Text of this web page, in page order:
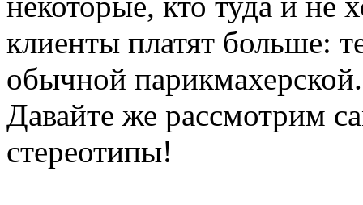
клиенты платят больше:
обычной
Давайте же рассмотрим
стереотипы!